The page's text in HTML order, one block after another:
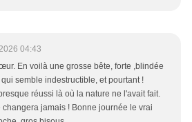
04:43
En voilà une grosse bête, forte ,blindée
semble indestructible, et pourtant !
réussi là où la nature ne l'avait fait.
changera jamais ! Bonne journée le vrai